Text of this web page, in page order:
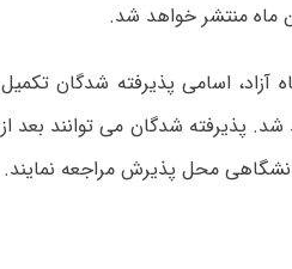
اسامی پذیرفته شدگان تکمیل
خواهد شد. پذیرفته شدگان می توانند بعد از
محل پذیرش مراجعه نمایند.